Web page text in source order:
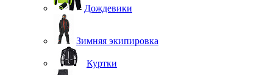
Дождевики
Зимняя экипировка
Куртки